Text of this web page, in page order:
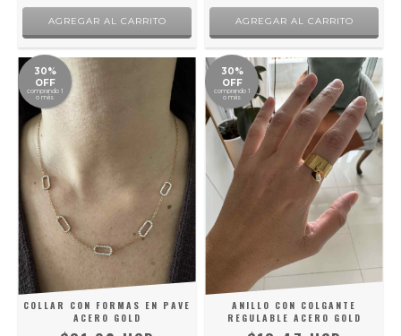
30%
OFF
comprando 1
o más
COLLAR CON FORMAS EN PAVE
ACERO GOLD
30%
OFF
comprando 1
o más
ANILLO CON COLGANTE
REGULABLE ACERO GOLD